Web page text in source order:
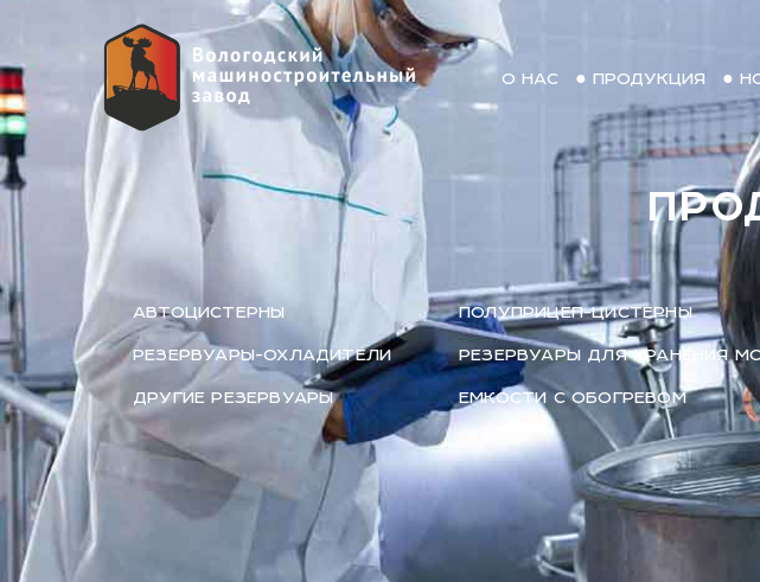
О НАС ● ПРОДУКЦИЯ ●
АВТОЦИСТЕРНЫ
РЕЗЕРВУАРЫ-ОХЛАДИТЕЛИ
ДРУГИЕ РЕЗЕРВУАРЫ
ПОЛУПРИЦЕП-ЦИСТЕРНЫ
РЕЗЕРВУАРЫ ДЛЯ ХРАНЕНИЯ
ЕМКОСТИ С ОБОГРЕВОМ